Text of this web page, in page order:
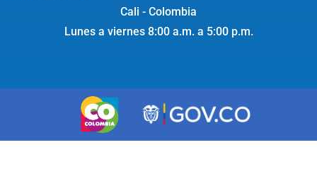
Cali - Colombia
Lunes a viernes 8:00 a.m. a 5:00 p.m.